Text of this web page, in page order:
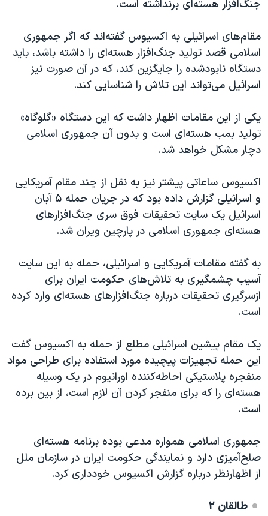
جنگ‌افزار هسته‌ای برنداشته است.
مقام‌های اسرائیلی به اکسیوس گفته‌اند که اگر جمهوری
اسلامی قصد تولید جنگ‌افزار هسته‌ای را داشته باشد، باید
دستگاه نابودشده را جایگزین کند، که در آن صورت نیز
اسرائیل می‌تواند این تلاش را شناسایی کند.
یکی از این مقامات اظهار داشت که این دستگاه «گلوگاه»
تولید بمب هسته‌ای است و بدون آن جمهوری اسلامی
دچار مشکل خواهد شد.
اکسیوس ساعاتی پیشتر نیز به نقل از چند مقام آمریکایی
و اسرائیلی گزارش داده بود که در جریان حمله ۵ آبان
اسرائیل یک سایت تحقیقات فوق سری جنگ‌افزارهای
هسته‌ای جمهوری اسلامی در پارچین ویران شد.
به گفته مقامات آمریکایی و اسرائیلی، حمله به این سایت
آسیب چشمگیری به تلاش‌های حکومت ایران برای
ازسرگیری تحقیقات درباره جنگ‌افزارهای هسته‌ای وارد کرده
است.
یک مقام پیشین اسرائیلی مطلع از حمله به اکسیوس گفت
این حمله تجهیزات پیچیده‌ مورد استفاده برای طراحی مواد
منفجره پلاستیکی احاطه‌کننده اورانیوم در یک وسیله
هسته‌ای را که برای منفجر کردن آن لازم است، از بین برده
است.
جمهوری اسلامی همواره مدعی بوده برنامه هسته‌ای
صلح‌آمیزی دارد و نمایندگی حکومت ایران در سازمان ملل
از اظهارنظر درباره گزارش اکسیوس خودداری کرد.
طالقان ٢